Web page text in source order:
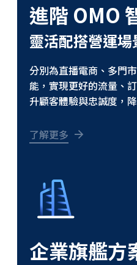
進階 OMO
靈活配搭營運
分別為直播電商、多門
能，實現更好的流量、
升顧客體驗與忠誠度，
了解更多
企業旗艦方